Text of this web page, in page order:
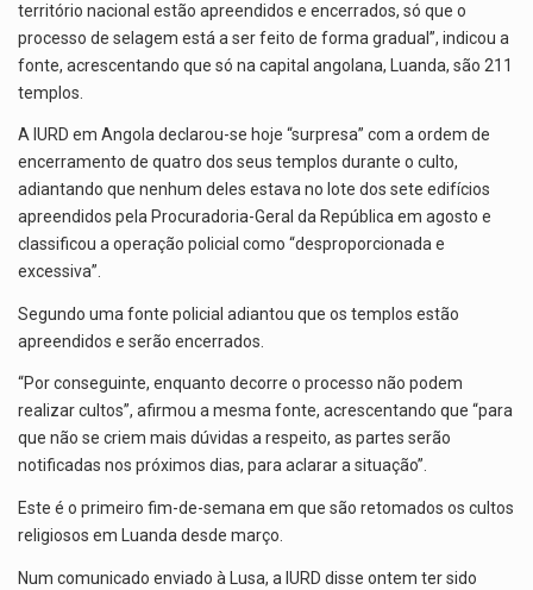
p
k
território nacional estão apreendidos e encerrados, só que o
processo de selagem está a ser feito de forma gradual”, indicou a
fonte, acrescentando que só na capital angolana, Luanda, são 211
templos.
A IURD em Angola declarou-se hoje “surpresa” com a ordem de
encerramento de quatro dos seus templos durante o culto,
adiantando que nenhum deles estava no lote dos sete edifícios
apreendidos pela Procuradoria-Geral da República em agosto e
classificou a operação policial como “desproporcionada e
excessiva”.
Segundo uma fonte policial adiantou que os templos estão
apreendidos e serão encerrados.
“Por conseguinte, enquanto decorre o processo não podem
realizar cultos”, afirmou a mesma fonte, acrescentando que “para
que não se criem mais dúvidas a respeito, as partes serão
notificadas nos próximos dias, para aclarar a situação”.
Este é o primeiro fim-de-semana em que são retomados os cultos
religiosos em Luanda desde março.
Num comunicado enviado à Lusa, a IURD disse ontem ter sido